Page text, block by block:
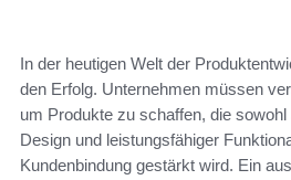
In der heutigen Welt der
den Erfolg. Unternehmen müssen
um Produkte zu schaffen, die
Design und leistungsfähiger
Kundenbindung gestärkt wird. Ein